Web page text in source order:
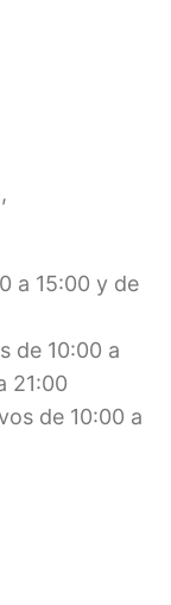
a 15:00 y de
de 10:00 a
21:00
de 10:00 a